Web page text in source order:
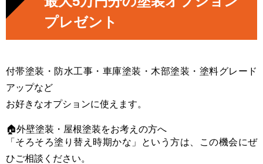
プレゼント
付帯塗装・防水工事・車庫塗装・木部塗装・塗料グレード
アップなど
お好きなオプションに使えます。
🏠外壁塗装・屋根塗装をお考えの方へ
「そろそろ塗り替え時期かな」という方は、この機会にぜ
ひご相談ください。